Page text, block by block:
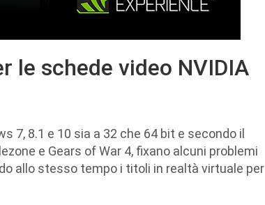
le schede video NVIDIA
7, 8.1 e 10 sia a 32 che 64 bit e secondo il
e Gears of War 4, fixano alcuni problemi
allo stesso tempo i titoli in realtà virtuale per